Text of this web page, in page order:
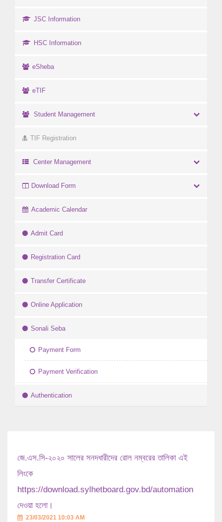
JSC Information
HSC Information
eSheba
eTIF
Student Management
TIF Registration
Center Management
Download Form
Academic Calendar
Admit Card
Registration Card
Transfer Certificate
Online Application
Sonali Seba
Payment Form
Payment Verification
Authentication
জে.এস.সি-২০২০ সালের সনদধারীদের রোল নম্বরের তালিকা এই
লিংকে
https://download.sylhetboard.gov.bd/automation
দেওয়া হলো।
23/03/2021 10:03 AM